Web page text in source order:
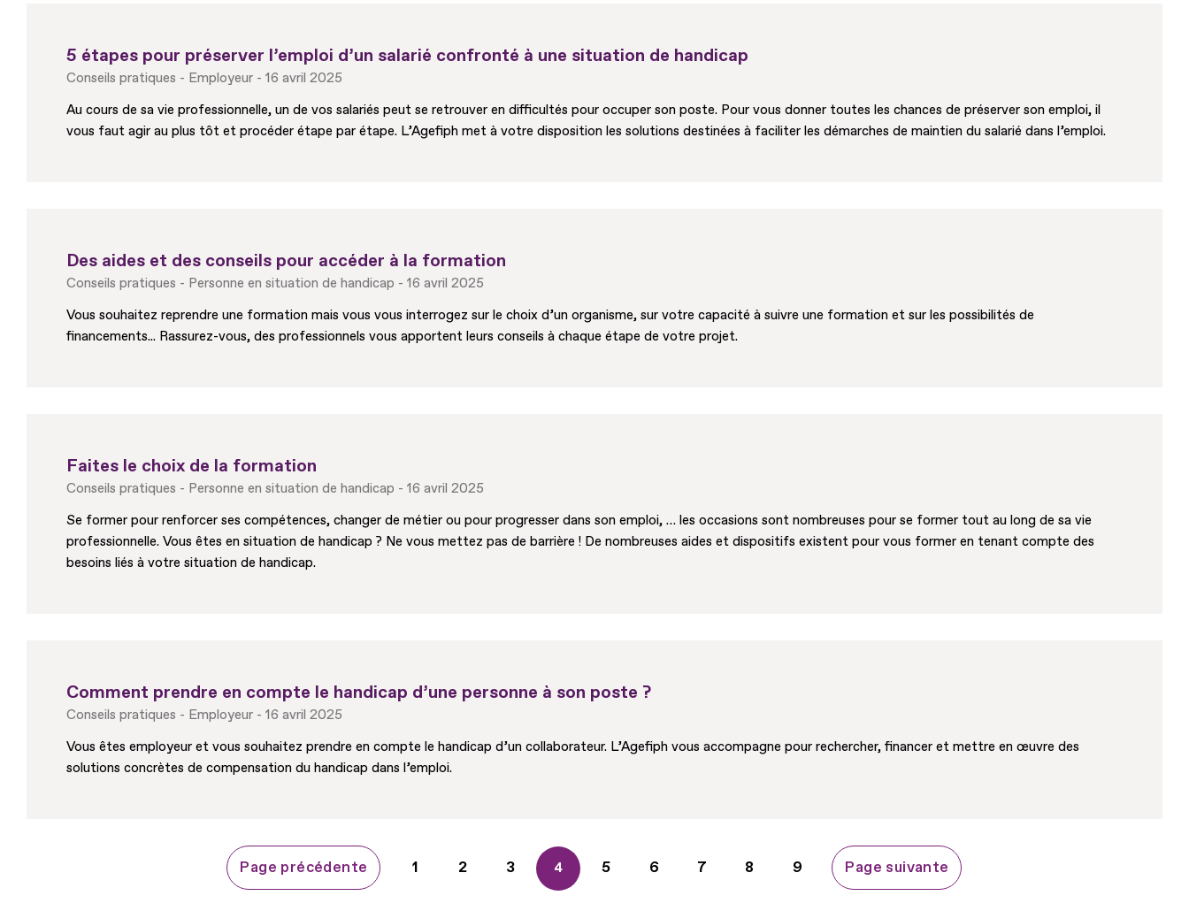
5 étapes pour préserver l’emploi d’un salarié confronté à une situation de handicap
Conseils pratiques Employeur
16 avril 2025
Au cours de sa vie professionnelle, un de vos salariés peut se retrouver en difficultés pour occuper son poste. Pour vous donner toutes les chances de préserver son emploi, il
vous faut agir au plus tôt et procéder étape par étape. L’Agefiph met à votre disposition les solutions destinées à faciliter les démarches de maintien du salarié dans l’emploi.
Des aides et des conseils pour accéder à la formation
Conseils pratiques Personne en situation de handicap
16 avril 2025
Vous souhaitez reprendre une formation mais vous vous interrogez sur le choix d’un organisme, sur votre capacité à suivre une formation et sur les possibilités de
financements... Rassurez-vous, des professionnels vous apportent leurs conseils à chaque étape de votre projet.
Faites le choix de la formation
Conseils pratiques Personne en situation de handicap
16 avril 2025
Se former pour renforcer ses compétences, changer de métier ou pour progresser dans son emploi, … les occasions sont nombreuses pour se former tout au long de sa vie
professionnelle. Vous êtes en situation de handicap ? Ne vous mettez pas de barrière ! De nombreuses aides et dispositifs existent pour vous former en tenant compte des
besoins liés à votre situation de handicap.
Comment prendre en compte le handicap d’une personne à son poste ?
Conseils pratiques Employeur
16 avril 2025
Vous êtes employeur et vous souhaitez prendre en compte le handicap d’un collaborateur. L’Agefiph vous accompagne pour rechercher, financer et mettre en œuvre des
solutions concrètes de compensation du handicap dans l’emploi.
Page précédente Page
1 Page
2 Page
3 Page
4 Page
5 Page
6 Page
7 Page
8 Page
9 Page suivante